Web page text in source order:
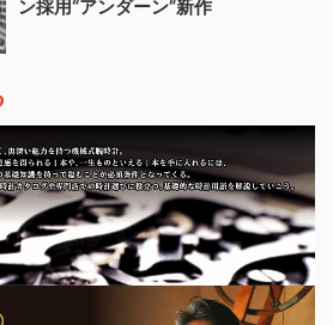
ン採用“アンダーン”新作